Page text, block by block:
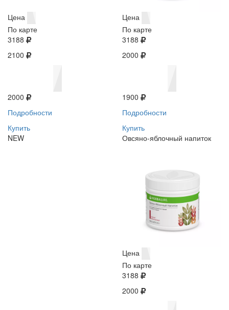
Цена
По карте
3188
2100
2000
Подробности
Купить
NEW
Цена
По карте
3188
2000
1900
Подробности
Купить
Овсяно-яблочный напиток
Цена
По карте
3188
2000